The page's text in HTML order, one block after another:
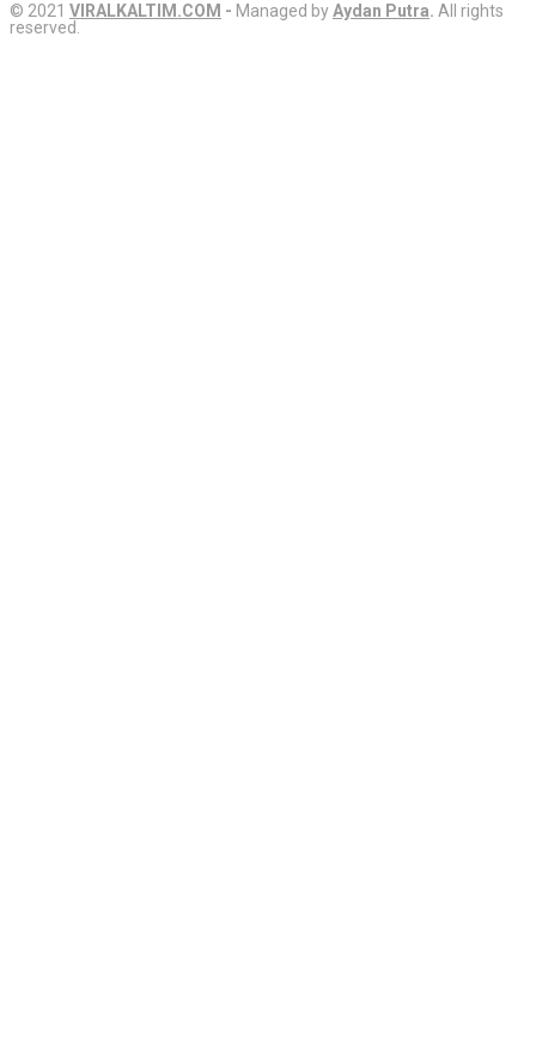
© 2021 VIRALKALTIM.COM - Managed byAydan Putra. All rights
reserved.